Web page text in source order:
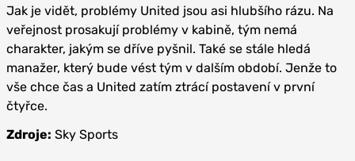
Jak je vidět, problémy United jsou asi hlubšího rázu. Na
veřejnost prosakují problémy v kabině, tým nemá
charakter, jakým se dříve pyšnil. Také se stále hledá
manažer, který bude vést tým v dalším období. Jenže to
vše chce čas a United zatím ztrácí postavení v první
čtyřce.
Zdroje: Sky Sports